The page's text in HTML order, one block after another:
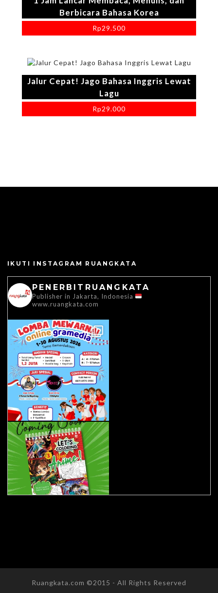
Berbicara Bahasa Korea
Rp29.500
Jalur Cepat! Jago Bahasa Inggris Lewat
Lagu
Rp29.000
IKUTI INSTAGRAM RUANGKATA
PENERBITRUANGKATA
Publisher in Jakarta, Indonesia
www.ruangkata.com
Ruangkata.com ©2015 - All Rights Reserved